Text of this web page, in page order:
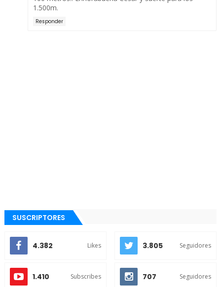
1.500m.
Responder
SUSCRIPTORES
4.382 Likes 3.805 Seguidores
1.410 Subscribes 707 Seguidores